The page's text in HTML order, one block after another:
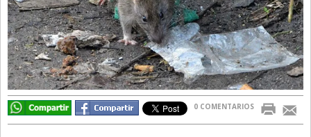
El Experto
El Innovador
El Precio Que Yo Ví
Entrevista
Entrevista Exclusiva
0 COMENTARIOS